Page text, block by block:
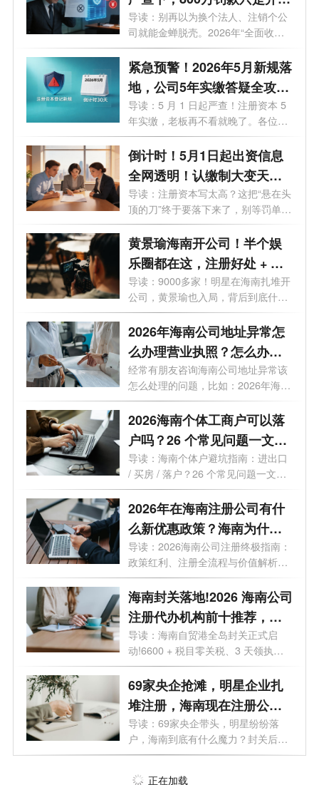
始！老板们的最后自救指南
导读：别再以为换个法人、注销个公
司就能金蝉脱壳。2026年“全面收割
期”...
紧急预警！2026年5月新规落
地，公司5年实缴答疑全攻
略，老板必看避坑
导读：5 月 1 日起严查！注册资本 5
年实缴，老板再不看就晚了。各位老
板、...
倒计时！5月1日起出资信息
全网透明！认缴制大变天，
这3条“逃债路”全被封死！
导读：注册资本写太高？这把“悬在头
顶的刀”终于要落下来了，别等罚单
才...
黄景瑜海南开公司！半个娱
乐圈都在这，注册好处 + 费
用一次说清
导读：9000多家！明星在海南扎堆开
公司，黄景瑜也入局，背后到底什么
信号...
2026年海南公司地址异常怎
么办理营业执照？怎么办理
变更业务？
经常有朋友咨询海南公司地址异常该
怎么处理的问题，比如：2026年海南
公司...
2026海南个体工商户可以落
户吗？26 个常见问题一文读
懂
导读：海南个体户避坑指南：进出口
/ 买房 / 落户？26 个常见问题一文读
懂最...
2026年在海南注册公司有什
么新优惠政策？海南为什么
是块宝地？
导读：2026海南公司注册终极指南：
政策红利、注册全流程与价值解析。
2026年...
海南封关落地!2026 海南公司
注册代办机构前十推荐，海
口 / 三亚营业执照代办选这些
不踩坑
导读：海南自贸港全岛封关正式启
动!6600 + 税目零关税、3 天领执
照、15% 企业...
69家央企抢滩，明星企业扎
堆注册，海南现在注册公司
好处有哪些？
导读：69家央企带头，明星纷纷落
户，海南到底有什么魔力？封关后普
通人还...
正在加载